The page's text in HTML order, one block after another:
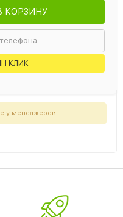
КОРЗИНУ
КЛИК
у менеджеров